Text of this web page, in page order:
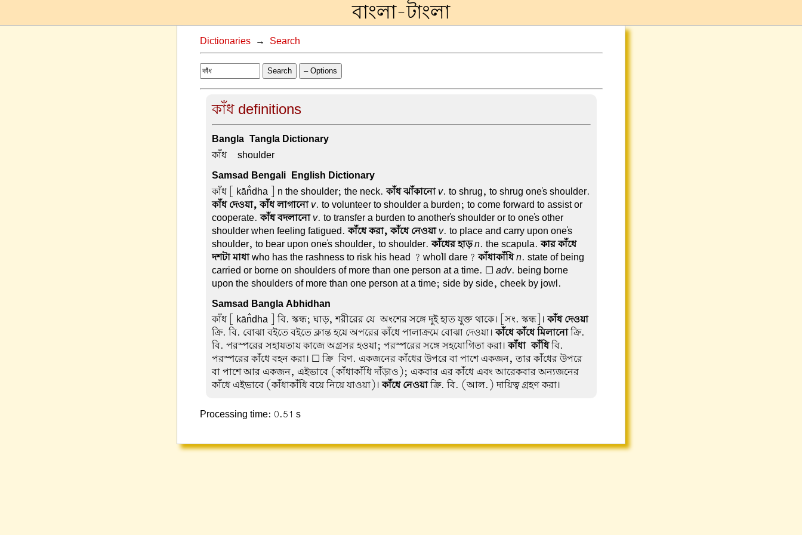
বাংলা-টাংলা
Dictionaries→ Search
Search – Options
কাঁধ definitions
Bangla-Tangla Dictionary
কাঁধ – shoulder
Samsad Bengali-English Dictionary
কাঁধ[ kān̐dha ] n the shoulder; the neck.কাঁধ ঝাঁকানো v. to shrug, to shrug one's shoulder.
কাঁধ দেওয়া, কাঁধ লাগানো v. to volunteer to shoulder a burden; to come forward to assist or
cooperate.কাঁধ বদলানো v. to transfer a burden to another's shoulder or to one's other
shoulder when feeling fatigued.কাঁধে করা, কাঁধে নেওয়া v. to place and carry upon one's
shoulder, to bear upon one's shoulder, to shoulder.কাঁধের হাড় n. the scapula.কার কাঁধে
দশটা মাধাwho has the rashness to risk his head ? who'll dare?কাঁধাকাঁধি n. state of being
carried or borne on shoulders of more than one person at a time. ☐ adv. being borne
upon the shoulders of more than one person at a time; side by side, cheek by jowl.
Samsad Bangla Abhidhan
কাঁধ[ kān̐dha ] বি. স্কন্ধ; ঘাড়, শরীরের যে-অংশের সঙ্গে দুই হাত যুক্ত থাকে। [সং. স্কন্ধ]।কাঁধ দেওয়া
ক্রি. বি. বোঝা বইতে বইতে ক্লান্ত হয়ে অপরের কাঁধে পালাক্রমে বোঝা দেওয়া।কাঁধে কাঁধে মিলানোক্রি.
বি. পরস্পরের সহায়তায় কাজে অগ্রসর হওয়া; পরস্পরের সঙ্গে সহযোগিতা করা।কাঁধা-কাঁধিবি.
পরস্পরের কাঁধে বহন করা। ☐ ক্রি-বিণ. একজনের কাঁধের উপরে বা পাশে একজন, তার কাঁধের উপরে
বা পাশে আর একজন, এইভাবে (কাঁধাকাঁধি দাঁড়াও); একবার এর কাঁধে এবং আরেকবার অন্যজনের
কাঁধে এইভাবে (কাঁধাকাঁধি বয়ে নিয়ে যাওয়া)।কাঁধে নেওয়াক্রি. বি. (আল.) দায়িত্ব গ্রহণ করা।
Processing time: 0.51 s